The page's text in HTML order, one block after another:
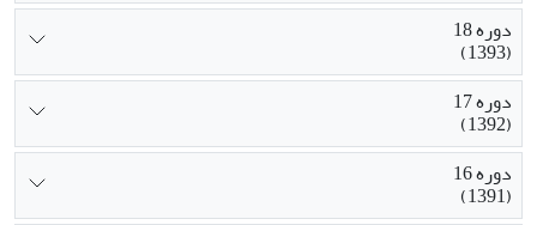
دوره 18
(1393)
دوره 17
(1392)
دوره 16
(1391)